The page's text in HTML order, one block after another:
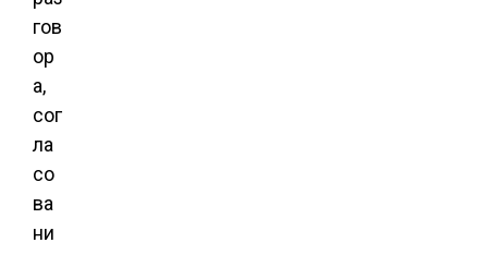
гов
ор
а,
сог
ла
со
ва
ни